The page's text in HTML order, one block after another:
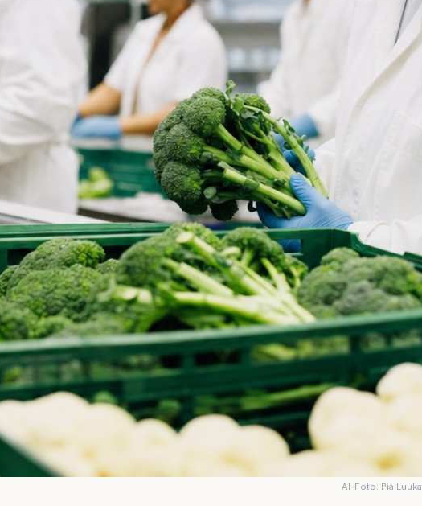
AI-Foto: Pia Luuka